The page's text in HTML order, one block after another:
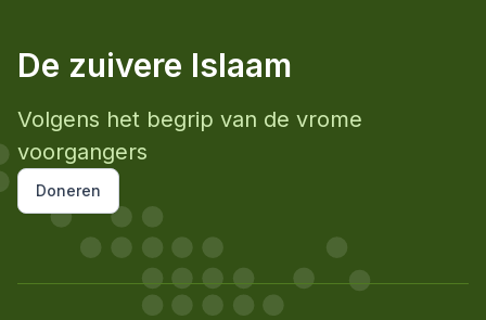
De zuivere Islaam
Volgens het begrip van de vrome
voorgangers
Doneren